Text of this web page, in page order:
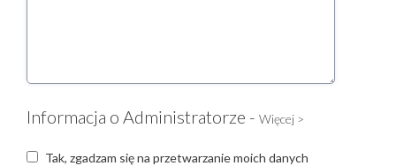
Informacja o Administratorze - Więcej >
Tak, zgadzam się na przetwarzanie moich danych